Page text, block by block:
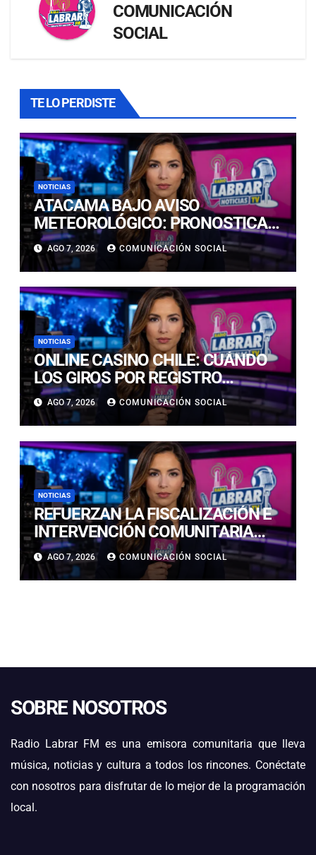
COMUNICACIÓN
SOCIAL
TE LO PERDISTE
NOTICIAS
ATACAMA BAJO AVISO
METEOROLÓGICO: PRONOSTICAN
LLUVIAS E ISOTERMA CERO ALTA
EN PRECORDILLERA Y
CORDILLERA
AGO 7, 2026 COMUNICACIÓN SOCIAL
NOTICIAS
ONLINE CASINO CHILE: CUÁNDO
LOS GIROS POR REGISTRO
REALMENTE SIRVEN
AGO 7, 2026 COMUNICACIÓN SOCIAL
NOTICIAS
REFUERZAN LA FISCALIZACIÓN E
INTERVENCIÓN COMUNITARIA
CON OPERATIVO CONJUNTO EN
CALDERA
AGO 7, 2026 COMUNICACIÓN SOCIAL
SOBRE NOSOTROS
Radio Labrar FM es una emisora comunitaria que lleva
música, noticias y cultura a todos los rincones. Conéctate
con nosotros para disfrutar de lo mejor de la programación
local.